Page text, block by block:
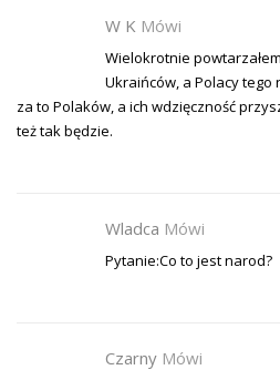
W K Mówi
Wielokrotnie
Ukraińców, a Polacy
za to Polaków, a ich wdzięczność
też tak będzie.
Wladca Mówi
Pytanie:Co to jest narod?
Czarny Mówi